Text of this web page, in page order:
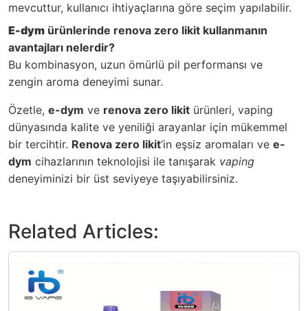
mevcuttur, kullanıcı ihtiyaçlarına göre seçim yapılabilir.
E-dym ürünlerinde renova zero likit kullanmanın
avantajları nelerdir?
Bu kombinasyon, uzun ömürlü pil performansı ve
zengin aroma deneyimi sunar.
Özetle, e-dym ve renova zero likit ürünleri, vaping
dünyasında kalite ve yeniliği arayanlar için mükemmel
bir tercihtir. Renova zero likit‘in eşsiz aromaları ve e-
dym cihazlarının teknolojisi ile tanışarak vaping
deneyiminizi bir üst seviyeye taşıyabilirsiniz.
Related Articles: